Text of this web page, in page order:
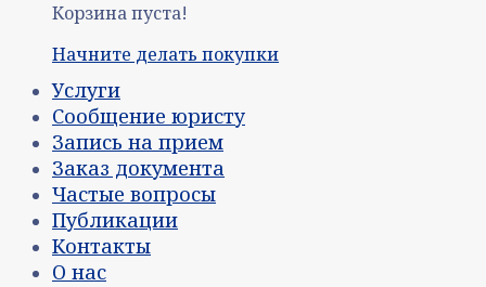
Корзина пуста!
Начните делать покупки
Услуги
Сообщение юристу
Запись на прием
Заказ документа
Частые вопросы
Публикации
Контакты
О нас